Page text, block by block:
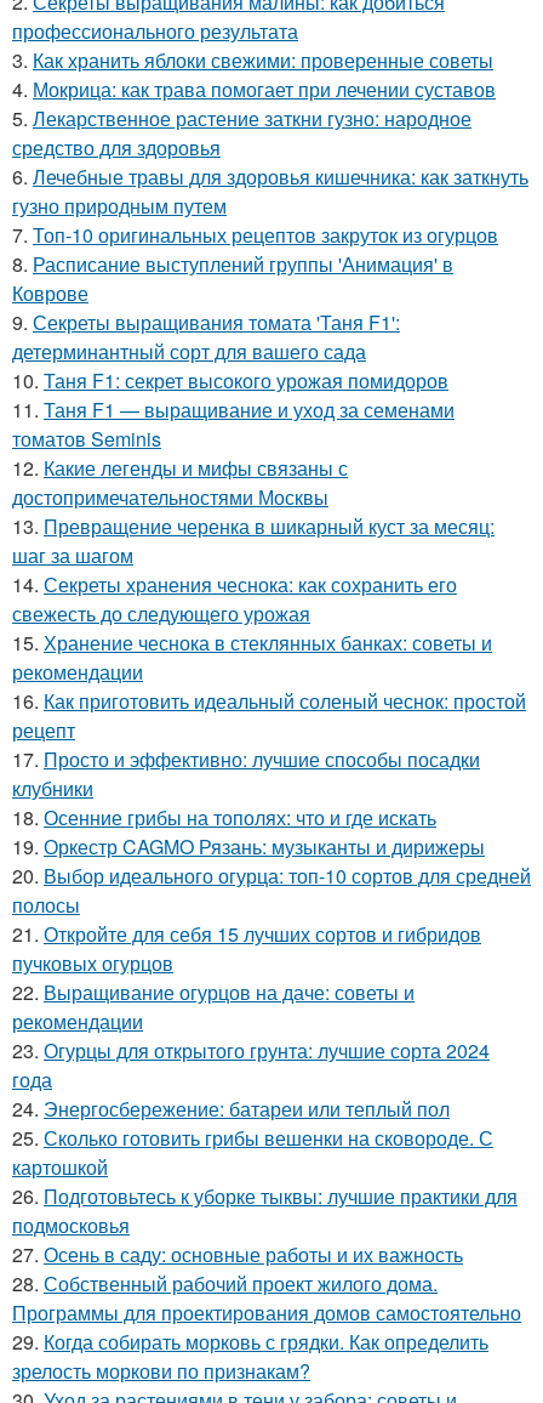
профессионального результата
3. Как хранить яблоки свежими: проверенные советы
4. Мокрица: как трава помогает при лечении суставов
5. Лекарственное растение заткни гузно: народное
средство для здоровья
6. Лечебные травы для здоровья кишечника: как заткнуть
гузно природным путем
7. Топ-10 оригинальных рецептов закруток из огурцов
8. Расписание выступлений группы 'Анимация' в
Коврове
9. Секреты выращивания томата 'Таня F1':
детерминантный сорт для вашего сада
10. Таня F1: секрет высокого урожая помидоров
11. Таня F1 — выращивание и уход за семенами
томатов Seminis
12. Какие легенды и мифы связаны с
достопримечательностями Москвы
13. Превращение черенка в шикарный куст за месяц:
шаг за шагом
14. Секреты хранения чеснока: как сохранить его
свежесть до следующего урожая
15. Хранение чеснока в стеклянных банках: советы и
рекомендации
16. Как приготовить идеальный соленый чеснок: простой
рецепт
17. Просто и эффективно: лучшие способы посадки
клубники
18. Осенние грибы на тополях: что и где искать
19. Оркестр CAGMO Рязань: музыканты и дирижеры
20. Выбор идеального огурца: топ-10 сортов для средней
полосы
21. Откройте для себя 15 лучших сортов и гибридов
пучковых огурцов
22. Выращивание огурцов на даче: советы и
рекомендации
23. Огурцы для открытого грунта: лучшие сорта 2024
года
24. Энергосбережение: батареи или теплый пол
25. Сколько готовить грибы вешенки на сковороде. С
картошкой
26. Подготовьтесь к уборке тыквы: лучшие практики для
подмосковья
27. Осень в саду: основные работы и их важность
28. Собственный рабочий проект жилого дома.
Программы для проектирования домов самостоятельно
29. Когда собирать морковь с грядки. Как определить
зрелость моркови по признакам?